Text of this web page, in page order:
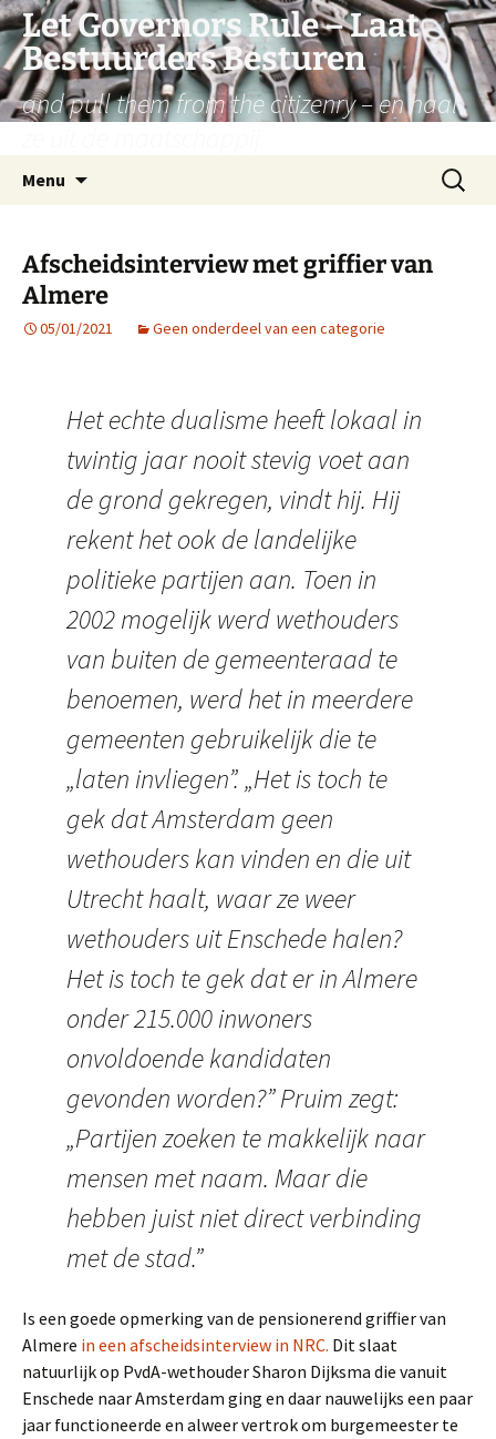
Let Governors Rule – Laat
Bestuurders Besturen
and pull them from the citizenry – en haal
Menu
inhoud
Zoeken
naar:
Afscheidsinterview met griffier van
Almere
05/01/2021 Geen onderdeel van een categorie
Het echte dualisme heeft lokaal in
twintig jaar nooit stevig voet aan
de grond gekregen, vindt hij. Hij
rekent het ook de landelijke
politieke partijen aan. Toen in
2002 mogelijk werd wethouders
van buiten de gemeenteraad te
benoemen, werd het in meerdere
gemeenten gebruikelijk die te
„laten invliegen”. „Het is toch te
gek dat Amsterdam geen
wethouders kan vinden en die uit
Utrecht haalt, waar ze weer
wethouders uit Enschede halen?
Het is toch te gek dat er in Almere
onder 215.000 inwoners
onvoldoende kandidaten
gevonden worden?” Pruim zegt:
„Partijen zoeken te makkelijk naar
mensen met naam. Maar die
hebben juist niet direct verbinding
met de stad.”
Is een goede opmerking van de pensionerend griffier van
Almere in een afscheidsinterview in NRC. Dit slaat
natuurlijk op PvdA-wethouder Sharon Dijksma die vanuit
Enschede naar Amsterdam ging en daar nauwelijks een paar
jaar functioneerde en alweer vertrok om burgemeester te